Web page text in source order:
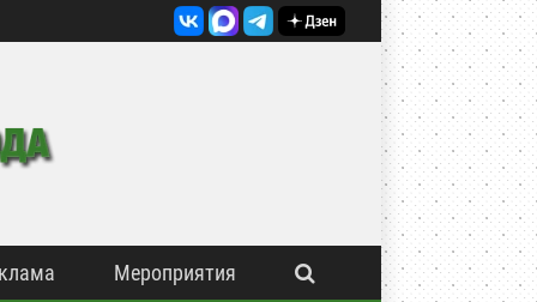
Мероприятия